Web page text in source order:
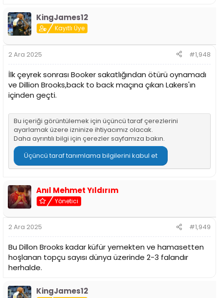
KingJames12
Kayıtlı Üye
2 Ara 2025 #1,948
İlk çeyrek sonrası Booker sakatlığından ötürü oynamadı
ve Dillion Brooks,back to back maçına çıkan Lakers'ın
içinden geçti.
Bu içeriği görüntülemek için üçüncü taraf çerezlerini
ayarlamak üzere izninize ihtiyacımız olacak.
Daha ayrıntılı bilgi için çerezler sayfamıza bakın.
Üçüncü taraf tanımlama bilgilerini kabul et
Anıl Mehmet Yıldırım
Yönetici
2 Ara 2025 #1,949
Bu Dillon Brooks kadar küfür yemekten ve hamasetten
hoşlanan topçu sayısı dünya üzerinde 2-3 falandır
herhalde.
KingJames12